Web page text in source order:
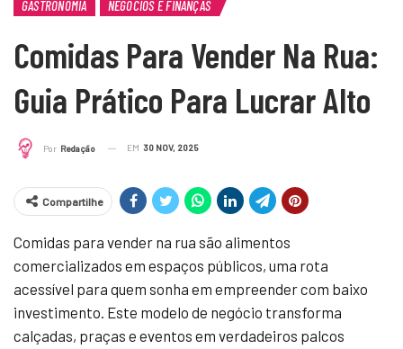
GASTRONOMIA NEGÓCIOS E FINANÇAS
Comidas Para Vender Na Rua:
Guia Prático Para Lucrar Alto
Por Redação EM 30 NOV, 2025
Compartilhe
Comidas para vender na rua são alimentos
comercializados em espaços públicos, uma rota
acessível para quem sonha em empreender com baixo
investimento. Este modelo de negócio transforma
calçadas, praças e eventos em verdadeiros palcos